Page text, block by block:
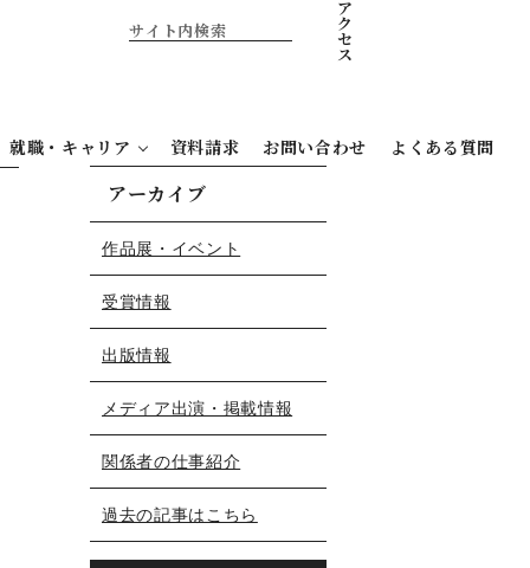
ア
ク
セ
ス
就職・キャリア 資料請求 お問い合わせ よくある質問
アーカイブ
作品展・イベント
受賞情報
出版情報
メディア出演・掲載情報
関係者の仕事紹介
過去の記事はこちら